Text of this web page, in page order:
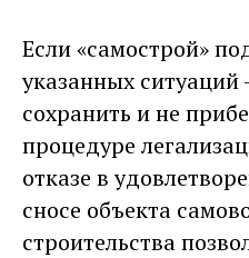
Если «самострой»
указанных
сохранить и не
процедуре
отказе в
сносе объекта
строительства